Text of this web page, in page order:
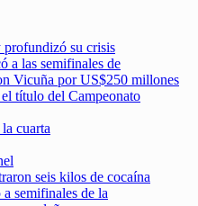
su crisis
a las semifinales de
Vicuña por US$250 millones
título del Campeonato
cuarta
seis kilos de cocaína
semifinales de la